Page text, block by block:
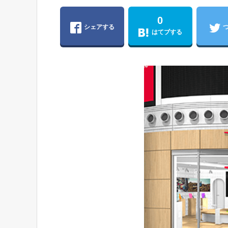
シェアする
0
はてブする